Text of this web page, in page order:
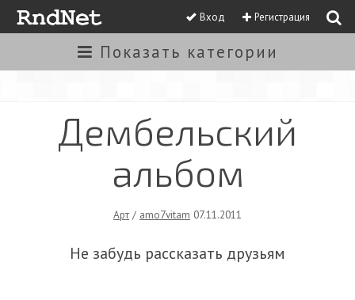
Вход Регистрация
Показать категории
Дембельский
альбом
Арт / amo7vitam 07.11.2011
Не забудь рассказать друзьям